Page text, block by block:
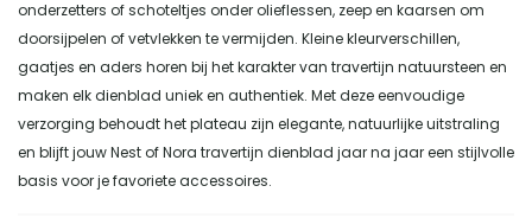
onderzetters of schoteltjes onder olieflessen, zeep en kaarsen om
doorsijpelen of vetvlekken te vermijden. Kleine kleurverschillen,
gaatjes en aders horen bij het karakter van travertijn natuursteen en
maken elk dienblad uniek en authentiek. Met deze eenvoudige
verzorging behoudt het plateau zijn elegante, natuurlijke uitstraling
en blijft jouw Nest of Nora travertijn dienblad jaar na jaar een stijlvolle
basis voor je favoriete accessoires.